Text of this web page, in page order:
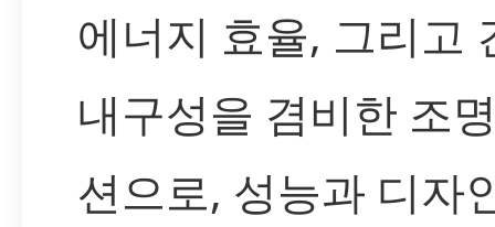
에너지 효율, 그리고
내구성을 겸비한 조
션으로, 성능과 디자